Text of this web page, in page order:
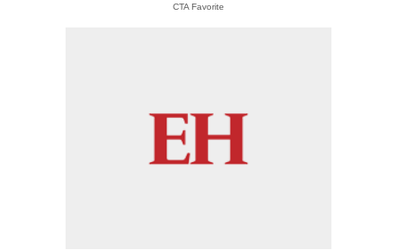
CTA Favorite